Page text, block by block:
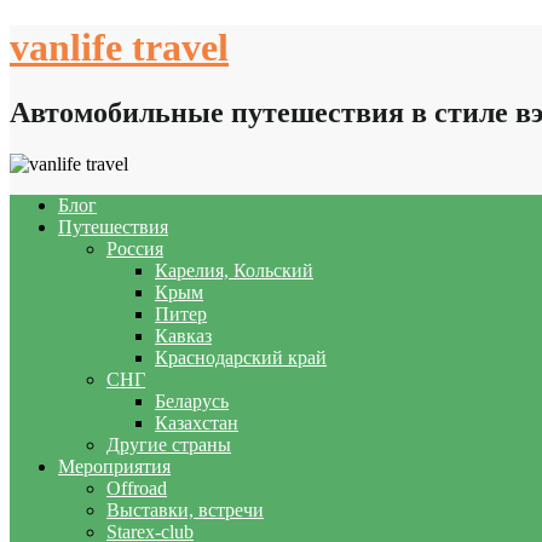
to
vanlife travel
Автомобильные путешествия в стиле
Блог
Путешествия
Россия
Карелия, Кольский
Крым
Питер
Кавказ
Краснодарский край
СНГ
Беларусь
Казахстан
Другие страны
Мероприятия
Offroad
Выставки, встречи
Starex-club